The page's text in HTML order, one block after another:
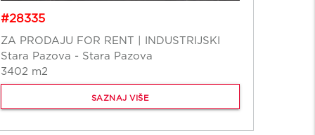
#28335
ZA PRODAJU FOR RENT | INDUSTRIJSKI
Stara Pazova - Stara Pazova
3402 m2
SAZNAJ VIŠE